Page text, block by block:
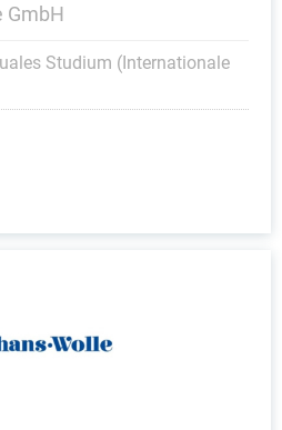
GmbH
Studium (Internationale